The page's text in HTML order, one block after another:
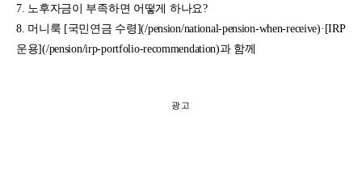
노후자금이 부족하면 어떻게 하나요?
머니룩 [국민연금 수령](/pension/national-pension-when-receive)·[IRP
운용](/pension/irp-portfolio-recommendation)과 함께
광고